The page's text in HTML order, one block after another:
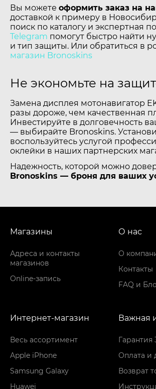
Вы можете оформить заказ на
доставкой к примеру в
поиск по каталогу и экспертная
Telegram помогут быстро найти
и тип защиты. Или обратиться в
магазин Bronoskins
Не экономьте на
Замена дисплея мотонавигатор
разы дороже, чем качественная
Инвестируйте в долговечность
— выбирайте Bronoskins.
воспользуйтесь услугой
оклейки в наших партнерских
Надежность, которой можно
Bronoskins — броня для ваших
Магазины
Адреса и контакты
магазинов
Online-запись
О нас
О
Контакты
FAQ и
Интернет-магазин
Весь ассортимент
Apple iPhone
Samsung Galaxy
Huawei
Важная
Гарантия
Оплата и
Возврат